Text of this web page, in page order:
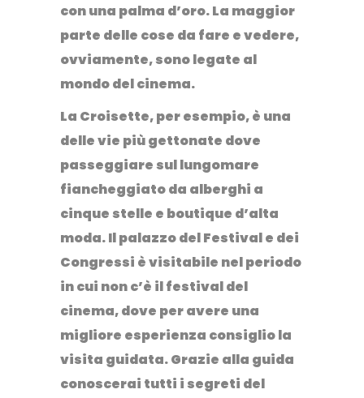
con una palma d’oro. La maggior
parte delle cose da fare e vedere,
ovviamente, sono legate al
mondo del cinema.
La Croisette, per esempio, è una
delle vie più gettonate dove
passeggiare sul lungomare
fiancheggiato da alberghi a
cinque stelle e boutique d’alta
moda. Il palazzo del Festival e dei
Congressi è visitabile nel periodo
in cui non c’è il festival del
cinema, dove per avere una
migliore esperienza consiglio la
visita guidata. Grazie alla guida
conoscerai tutti i segreti del